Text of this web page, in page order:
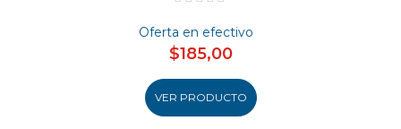
Oferta en efectivo
$185,00
VER PRODUCTO